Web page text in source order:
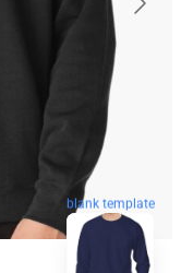
blank template